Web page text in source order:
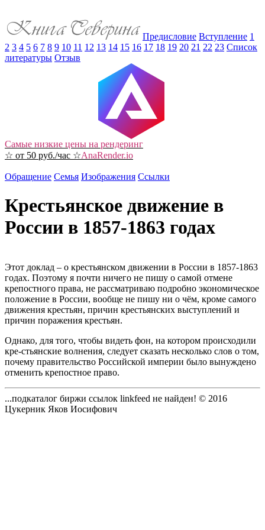
Предисловие Вступление 1
2 3 4 5 6 7 8 9 10 11 12 13 14 15 16 17 18 19 20 21 22 23 Список
литературы Отзыв
Самые низкие цены на рендеринг
☆ от 50 руб./час ☆AnaRender.io
Обращение Семья Изображения Ссылки
Крестьянское движение в
России в 1857-1863 годах
Этот доклад – о крестьянском движении в России в 1857-1863
годах. Поэтому я почти ничего не пишу о самой отмене
крепостного права, не рассматриваю подробно экономическое
положение в России, вообще не пишу ни о чём, кроме самого
движения крестьян, причин крестьянских выступлений и
причин поражения крестьян.
Однако, для того, чтобы видеть фон, на котором происходили
кре-стьянские волнения, следует сказать несколько слов о том,
почему правительство Российской империи было вынуждено
отменить крепостное право.
...подкаталог биржи ссылок linkfeed не найден! © 2016
Цукерник Яков Иосифович